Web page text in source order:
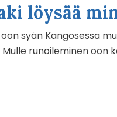
löysää
syän Kangosessa
runoileminen oon